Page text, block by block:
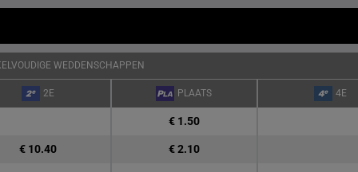
WEDDENSCHAPPEN
2E PLAATS 4E
€ 1.50
€ 10.40 € 2.10